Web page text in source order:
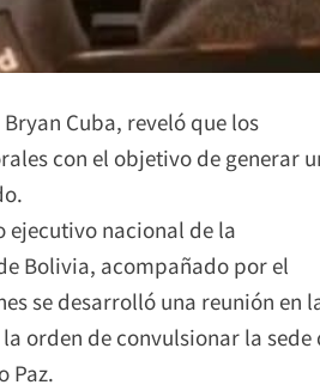
Cuba, reveló que los
con el objetivo de generar
ejecutivo nacional de la
Bolivia, acompañado por el
se desarrolló una reunión en
orden de convulsionar la sede
Paz.